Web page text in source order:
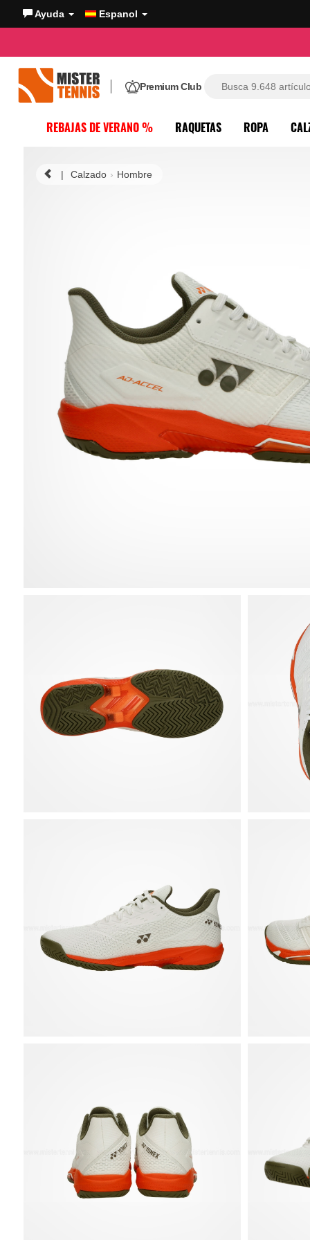
Ayuda Espanol
Premium Club
REBAJAS DE VERANO % RAQUETAS ROPA
| Calzado Hombre